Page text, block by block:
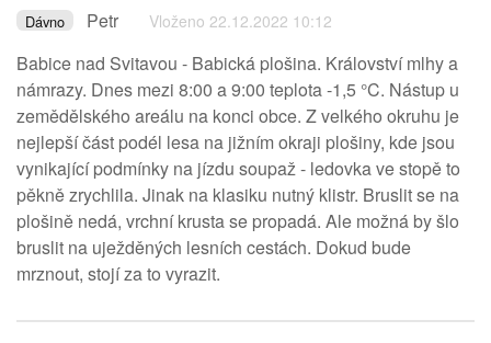
Dávno Petr Vloženo 22.12.2022 10:12
Babice nad Svitavou - Babická plošina. Království mlhy a
námrazy. Dnes mezi 8:00 a 9:00 teplota -1,5 °C. Nástup u
zemědělského areálu na konci obce. Z velkého okruhu je
nejlepší část podél lesa na jižním okraji plošiny, kde jsou
vynikající podmínky na jízdu soupaž - ledovka ve stopě to
pěkně zrychlila. Jinak na klasiku nutný klistr. Bruslit se na
plošině nedá, vrchní krusta se propadá. Ale možná by šlo
bruslit na uježděných lesních cestách. Dokud bude
mrznout, stojí za to vyrazit.